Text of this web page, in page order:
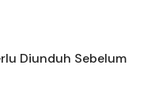
Diunduh Sebelum